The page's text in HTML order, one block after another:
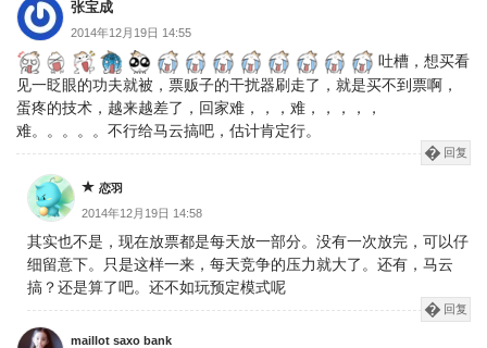
张宝成
2014年12月19日 14:55
吐槽，想买看
见一眨眼的功夫就被，票贩子的干扰器刷走了，就是买不到票啊，
蛋疼的技术，越来越差了，回家难，，，难，，，，，
难。。。。。不行给马云搞吧，估计肯定行。
回复
恋羽
2014年12月19日 14:58
其实也不是，现在放票都是每天放一部分。没有一次放完，可以仔
细留意下。只是这样一来，每天竞争的压力就大了。还有，马云
搞？还是算了吧。还不如玩预定模式呢
回复
maillot saxo bank